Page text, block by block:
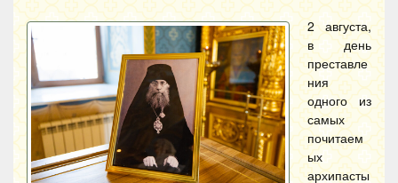
2 августа,
в день
преставле
ния
одного из
самых
почитаем
ых
архипасты